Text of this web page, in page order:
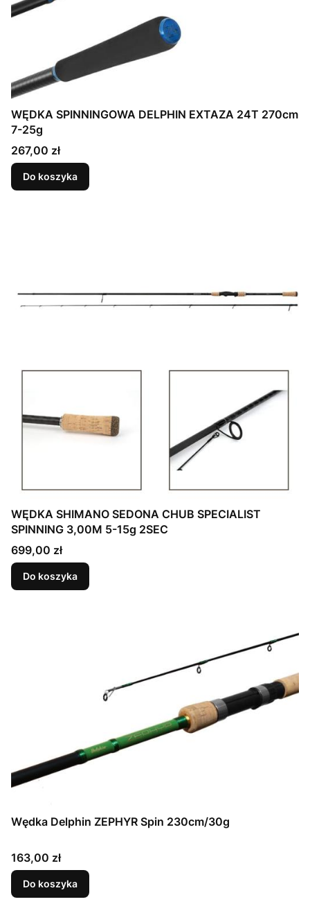
WĘDKA SPINNINGOWA DELPHIN EXTAZA 24T 270cm
7-25g
Cena
267,00 zł
Do koszyka
WĘDKA SHIMANO SEDONA CHUB SPECIALIST
SPINNING 3,00M 5-15g 2SEC
Cena
699,00 zł
Do koszyka
Wędka Delphin ZEPHYR Spin 230cm/30g
Cena
163,00 zł
Do koszyka